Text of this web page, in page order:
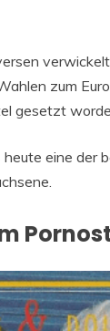
zum
gesetzt
eine der